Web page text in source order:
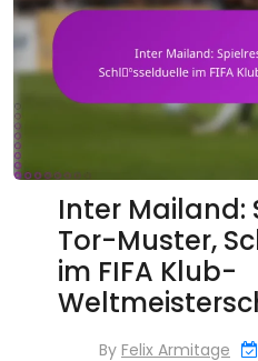
Inter Mailand:
Tor-Muster,
im FIFA Klub-
By Felix Armitage